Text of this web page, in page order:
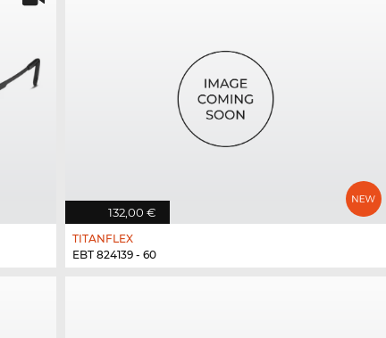
132,00 €
TITANFLEX
EBT 824139 - 60